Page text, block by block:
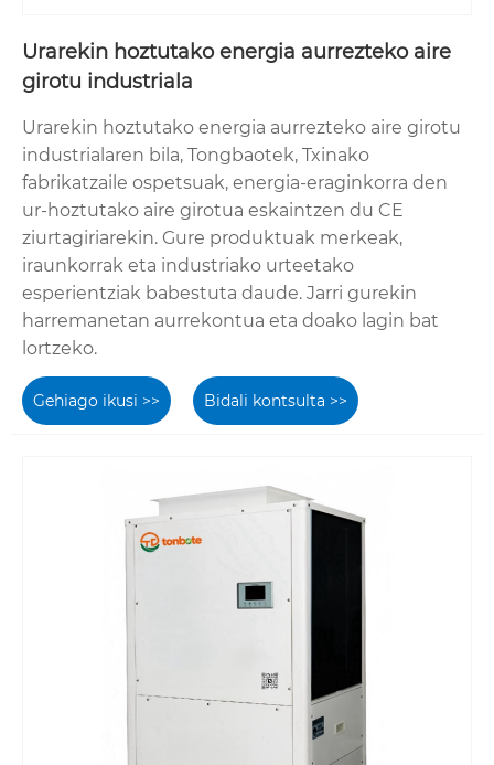
Urarekin hoztutako energia aurrezteko aire
girotu industriala
Urarekin hoztutako energia aurrezteko aire girotu
industrialaren bila, Tongbaotek, Txinako
fabrikatzaile ospetsuak, energia-eraginkorra den
ur-hoztutako aire girotua eskaintzen du CE
ziurtagiriarekin. Gure produktuak merkeak,
iraunkorrak eta industriako urteetako
esperientziak babestuta daude. Jarri gurekin
harremanetan aurrekontua eta doako lagin bat
lortzeko.
Gehiago ikusi >> Bidali kontsulta >>